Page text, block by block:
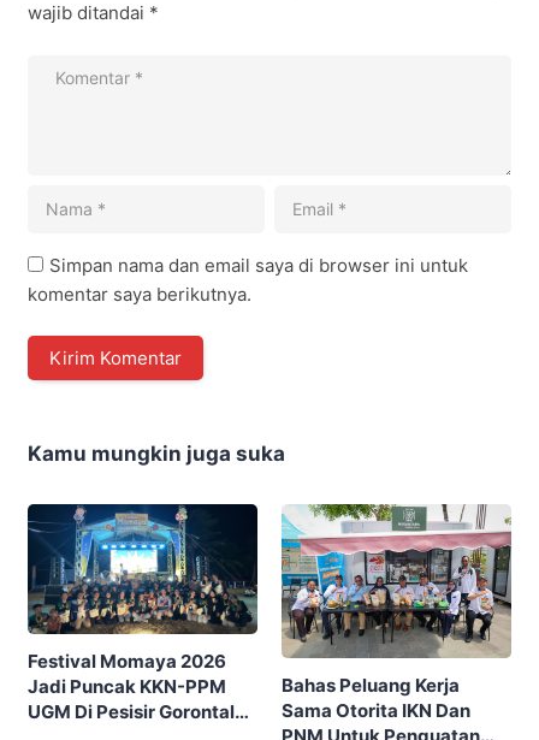
wajib ditandai *
Simpan nama dan email saya di browser ini untuk
komentar saya berikutnya.
Kamu mungkin juga suka
Festival Momaya 2026
Jadi Puncak KKN-PPM
UGM Di Pesisir Gorontalo,
Bahas Peluang Kerja
Sama Otorita IKN Dan
PNM Untuk Penguatan